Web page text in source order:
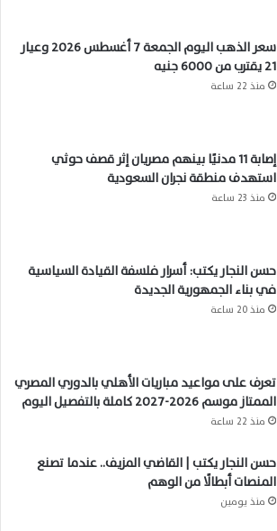
سعر الذهب اليوم الجمعة 7 أغسطس 2026 وعيار
21 يقترب من 6000 جنيه
منذ 22 ساعة
إصابة 11 مدنيًا بينهم مصريان إثر قصف حوثي
استهدف منطقة نجران السعودية
منذ 23 ساعة
حسن النجار يكتب: أسرار فلسفة القيادة السياسية
في بناء الجمهورية الجديدة
منذ 20 ساعة
تعرف على مواعيد مباريات الأهلي بالدوري المصري
الممتاز موسم 2026-2027 كاملة بالتفصيل اليوم
منذ 22 ساعة
حسن النجار يكتب | القاضي المزيف.. عندما تصنع
المنصات أبطالًا من الوهم
منذ يومين